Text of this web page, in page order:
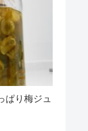
ぱり梅ジュ